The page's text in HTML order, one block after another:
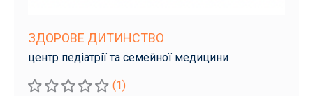
ЗДОРОВЕ ДИТИНСТВО
центр педіатрії та семейної медицини
(1)